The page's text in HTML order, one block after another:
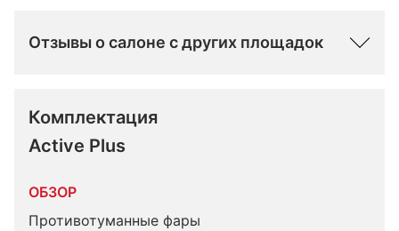
Отзывы о салоне с других площадок
Комплектация
Active Plus
ОБЗОР
Противотуманные фары